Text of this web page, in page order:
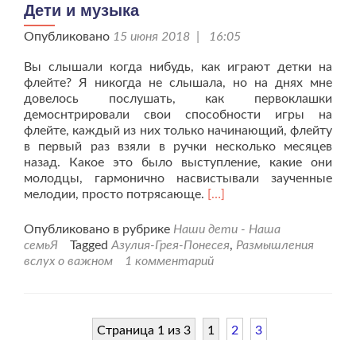
Дети и музыка
Опубликовано 15 июня 2018 | 16:05
Вы слышали когда нибудь, как играют детки на
флейте? Я никогда не слышала, но на днях мне
довелось послушать, как первоклашки
демоснтрировали свои способности игры на
флейте, каждый из них только начинающий, флейту
в первый раз взяли в ручки несколько месяцев
назад. Какое это было выступление, какие они
молодцы, гармонично насвистывали заученные
мелодии, просто потрясающе. Читать
проДети
и
музыка
[…]
Опубликовано в рубрике Наши дети - Наша
семьЯ
Tagged Азулия-Грея-Понесея, Размышления
вслух о важном
1 комментарий
Страница 1 из 3 1 2 3